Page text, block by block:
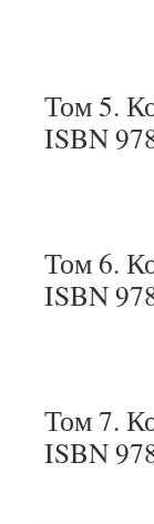
Том 5.
ISBN
Том 6.
ISBN
Том 7.
ISBN